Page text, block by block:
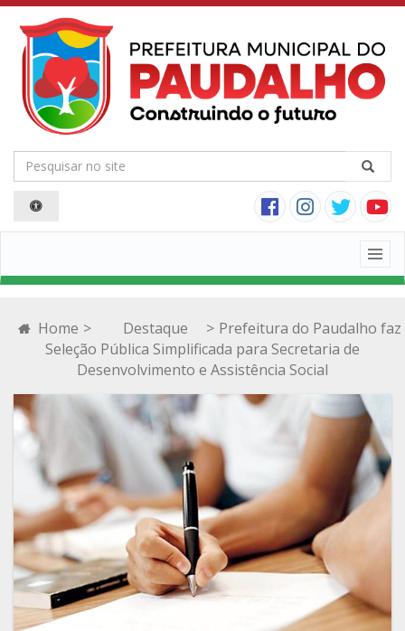
Home > Destaque > Prefeitura do Paudalho faz
Seleção Pública Simplificada para Secretaria de
Desenvolvimento e Assistência Social